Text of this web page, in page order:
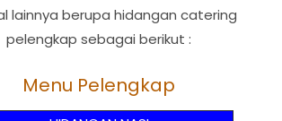
lainnya berupa hidangan catering
pelengkap sebagai berikut :
Menu Pelengkap